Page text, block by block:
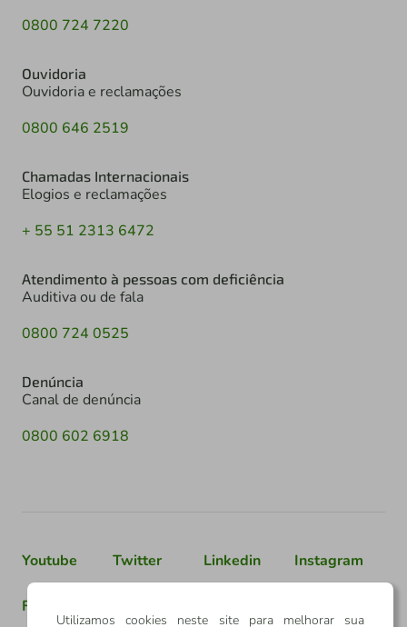
0800 724 7220
Ouvidoria
Ouvidoria e reclamações
0800 646 2519
Chamadas Internacionais
Elogios e reclamações
+ 55 51 2313 6472
Atendimento à pessoas com deficiência
Auditiva ou de fala
0800 724 0525
Denúncia
Canal de denúncia
0800 602 6918
Youtube Twitter Linkedin Instagram
Facebook
Utilizamos cookies neste site para melhorar sua